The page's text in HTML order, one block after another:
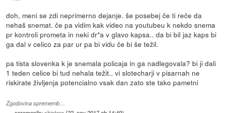
doh, meni se zdi neprimerno dejanje. še posebej če ti reče da
nehaš snemat. če pa vidim kak video na youtubeu k nekdo snema
pr kontroli prometa in neki dr*a v glavo kapsa.. da bi bil jaz kaps bi
ga dal v celico za par ur pa bi vidu če bi še težil.
pa tista slovenka k je snemala policaja in ga nadlegovala? bi ji dali
1 teden celice bi tud nehala težit.. vi slotecharji v pisarnah ne
riskirate življenja potencialno vsak dan zato ste tako pametni
Zgodovina sprememb…